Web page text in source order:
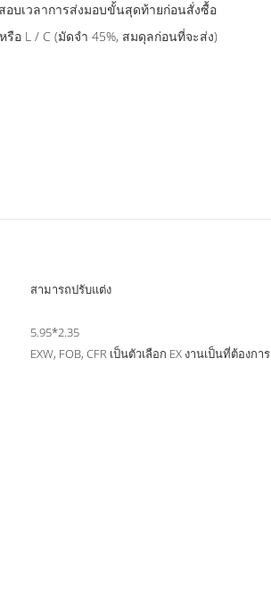
อบเวลาการส่งมอบขั้นสุดท้ายก่อนสั่งซื้อ
รือ L / C (มัดจำ 45%, สมดุลก่อนที่จะส่ง)
สามารถปรับแต่ง
5.95*2.35
EXW, FOB, CFR เป็นตัวเลือก EX งานเป็นที่ต้องการ